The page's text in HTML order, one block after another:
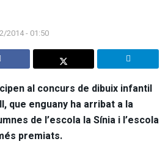
2014 - 01:50
al concurs de dibuix infantil
que enguany ha arribat a la
de l’escola la Sínia i l’escola
premiats.